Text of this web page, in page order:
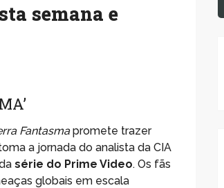
semana e
Fantasmapromete trazer
a jornada do analista da CIA
série do Prime Video. Os fãs
globais em escala